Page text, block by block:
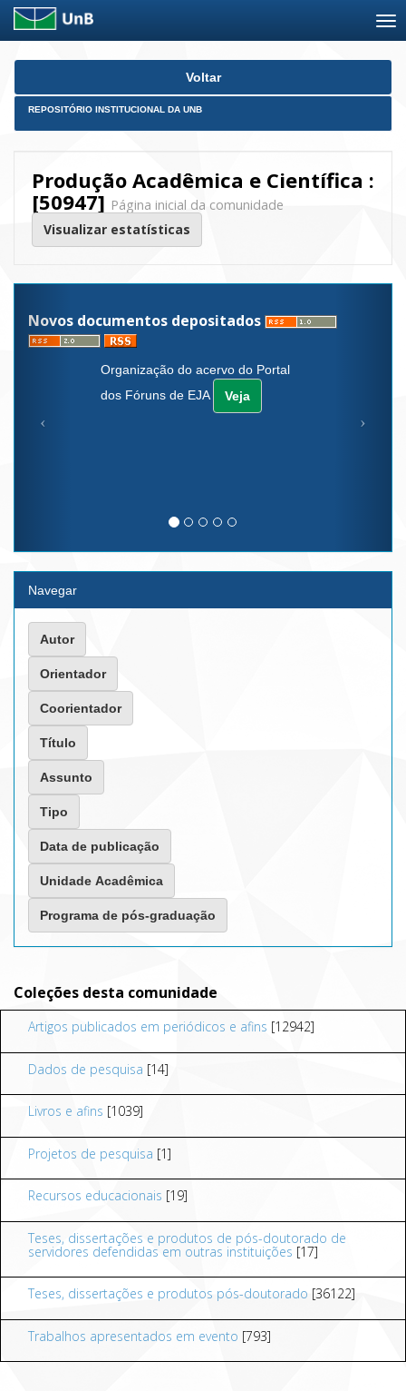
Skip
Voltar
REPOSITÓRIO INSTITUCIONAL DA UNB
Produção Acadêmica e Científica :
[50947] Página inicial da comunidade
Visualizar estatísticas
Novos documentos depositados
Organização do acervo do Portal
dos Fóruns de EJA
Veja
Navegar
Coleções desta comunidade
Artigos publicados em periódicos e afins [12942]
Dados de pesquisa [14]
Livros e afins [1039]
Projetos de pesquisa [1]
Recursos educacionais [19]
Teses, dissertações e produtos de pós-doutorado de
servidores defendidas em outras instituições [17]
Teses, dissertações e produtos pós-doutorado [36122]
Trabalhos apresentados em evento [793]